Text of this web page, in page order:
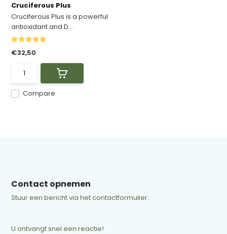
Cruciferous Plus
Cruciferous Plus is a powerful
antioxidant and D...
Compare
€32,50
Contact opnemen
Stuur een bericht via het contactformulier.
U ontvangt snel een reactie!